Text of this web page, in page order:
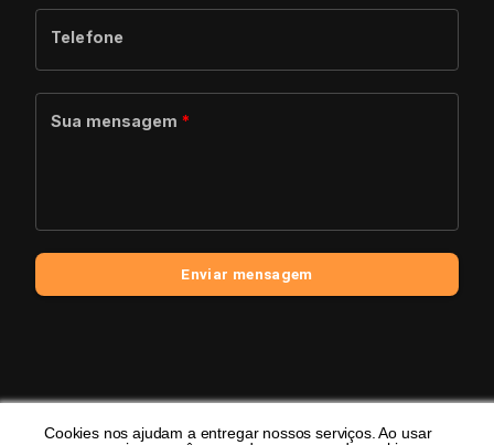
Telefone
Sua mensagem *
Enviar mensagem
Cookies nos ajudam a entregar nossos serviços. Ao usar